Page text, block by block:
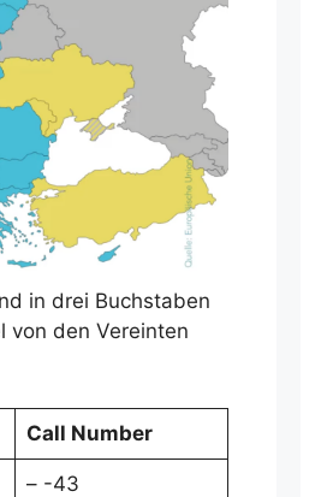
in drei Buchstaben
von den Vereinten
Call Number
– -43